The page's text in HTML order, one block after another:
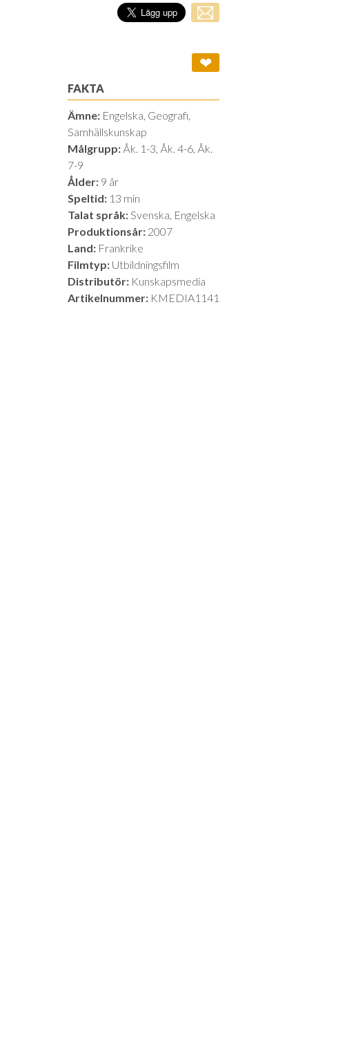
❤
FAKTA
Ämne: Engelska, Geografi,
Samhällskunskap
Målgrupp: Åk. 1-3, Åk. 4-6, Åk.
7-9
Ålder: 9 år
Speltid: 13 min
Talat språk:Svenska, Engelska
Produktionsår: 2007
Land: Frankrike
Filmtyp: Utbildningsfilm
Distributör: Kunskapsmedia
Artikelnummer: KMEDIA1141